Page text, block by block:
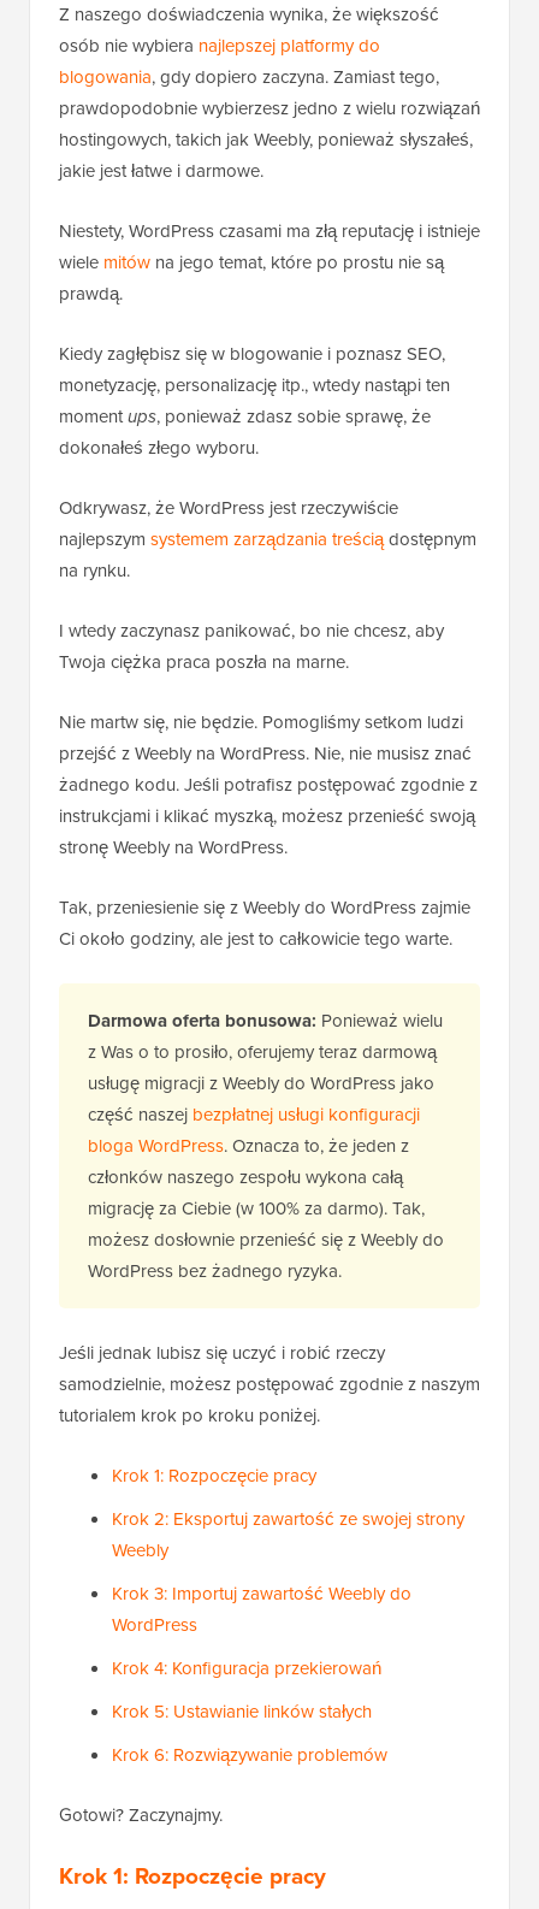
Z naszego doświadczenia wynika, że większość
osób nie wybiera najlepszej platformy do
blogowania, gdy dopiero zaczyna. Zamiast tego,
prawdopodobnie wybierzesz jedno z wielu rozwiązań
hostingowych, takich jak Weebly, ponieważ słyszałeś,
jakie jest łatwe i darmowe.
Niestety, WordPress czasami ma złą reputację i istnieje
wiele mitów na jego temat, które po prostu nie są
prawdą.
Kiedy zagłębisz się w blogowanie i poznasz SEO,
monetyzację, personalizację itp., wtedy nastąpi ten
momentups, ponieważ zdasz sobie sprawę, że
dokonałeś złego wyboru.
Odkrywasz, że WordPress jest rzeczywiście
najlepszym systemem zarządzania treściądostępnym
na rynku.
I wtedy zaczynasz panikować, bo nie chcesz, aby
Twoja ciężka praca poszła na marne.
Nie martw się, nie będzie. Pomogliśmy setkom ludzi
przejść z Weebly na WordPress. Nie, nie musisz znać
żadnego kodu. Jeśli potrafisz postępować zgodnie z
instrukcjami i klikać myszką, możesz przenieść swoją
stronę Weebly na WordPress.
Tak, przeniesienie się z Weebly do WordPress zajmie
Ci około godziny, ale jest to całkowicie tego warte.
Darmowa oferta bonusowa: Ponieważ wielu
z Was o to prosiło, oferujemy teraz darmową
usługę migracji z Weebly do WordPress jako
część naszej bezpłatnej usługi konfiguracji
bloga WordPress. Oznacza to, że jeden z
członków naszego zespołu wykona całą
migrację za Ciebie (w 100% za darmo). Tak,
możesz dosłownie przenieść się z Weebly do
WordPress bez żadnego ryzyka.
Jeśli jednak lubisz się uczyć i robić rzeczy
samodzielnie, możesz postępować zgodnie z naszym
tutorialem krok po kroku poniżej.
Krok 1: Rozpoczęcie pracy
Krok 2: Eksportuj zawartość ze swojej strony
Weebly
Krok 3: Importuj zawartość Weebly do
WordPress
Krok 4: Konfiguracja przekierowań
Krok 5: Ustawianie linków stałych
Krok 6: Rozwiązywanie problemów
Gotowi? Zaczynajmy.
Krok 1: Rozpoczęcie pracy